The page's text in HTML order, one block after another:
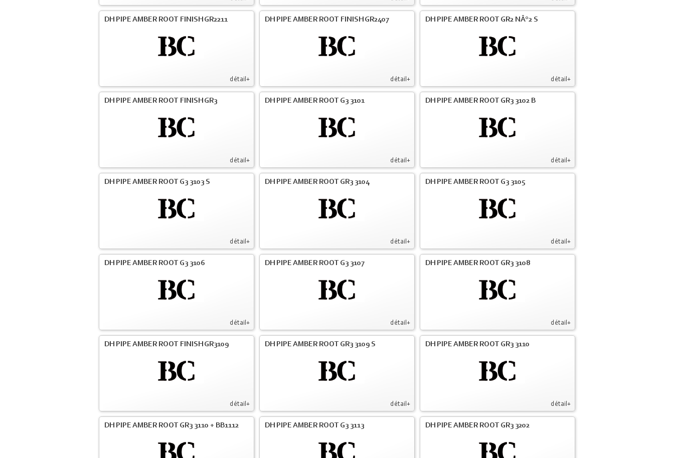
détail+
DH PIPE AMBER ROOT FINISH GR2211
détail+
DH PIPE AMBER ROOT FINISH GR2407
détail+
DH PIPE AMBER ROOT GR2 NÂ°2 S
détail+
DH PIPE AMBER ROOT FINISH GR3
détail+
DH PIPE AMBER ROOT G3 3101
détail+
DH PIPE AMBER ROOT GR3 3102 B
détail+
DH PIPE AMBER ROOT G3 3103 S
détail+
DH PIPE AMBER ROOT GR3 3104
détail+
DH PIPE AMBER ROOT G3 3105
détail+
DH PIPE AMBER ROOT G3 3106
détail+
DH PIPE AMBER ROOT G3 3107
détail+
DH PIPE AMBER ROOT GR3 3108
détail+
DH PIPE AMBER ROOT FINISH GR3109
détail+
DH PIPE AMBER ROOT GR3 3109 S
détail+
DH PIPE AMBER ROOT GR3 3110
DH PIPE AMBER ROOT GR3 3110 + BB1112 DH PIPE AMBER ROOT G3 3113 DH PIPE AMBER ROOT GR3 3202